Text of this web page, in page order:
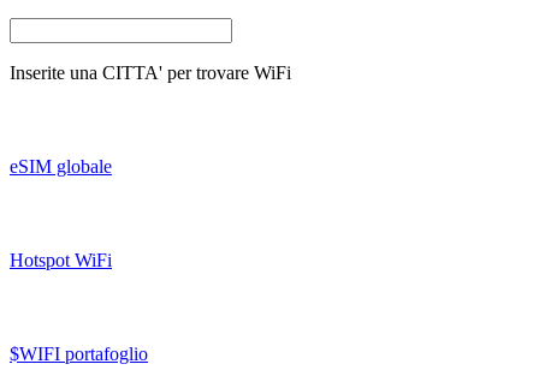
Inserite una CITTA' per trovare WiFi
eSIM globale
Hotspot WiFi
$WIFI portafoglio